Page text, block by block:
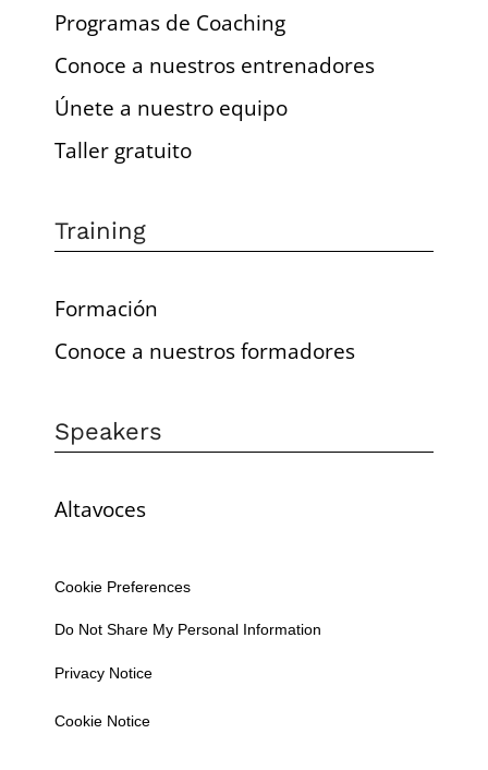
Programas de Coaching
Conoce a nuestros entrenadores
Únete a nuestro equipo
Taller gratuito
Training
Formación
Conoce a nuestros formadores
Speakers
Altavoces
Cookie Preferences
Do Not Share My Personal Information
Privacy Notice
Cookie Notice